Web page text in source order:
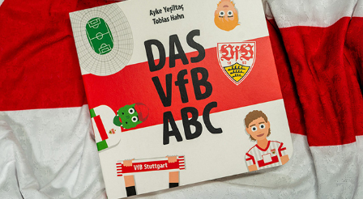
Das VfB ABC
2025